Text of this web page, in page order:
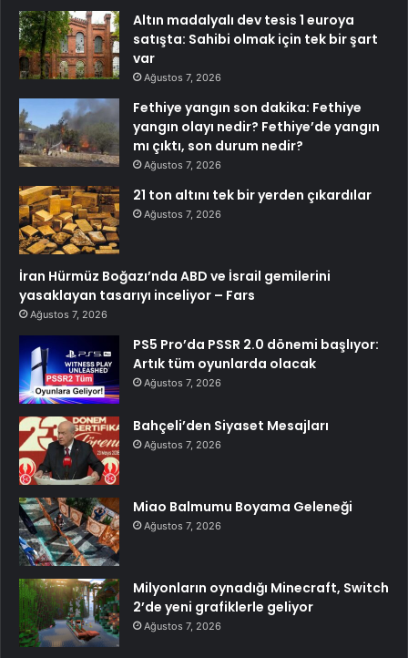
Altın madalyalı dev tesis 1 euroya
satışta: Sahibi olmak için tek bir şart
var
Ağustos 7, 2026
Fethiye yangın son dakika: Fethiye
yangın olayı nedir? Fethiye’de yangın
mı çıktı, son durum nedir?
Ağustos 7, 2026
21 ton altını tek bir yerden çıkardılar
Ağustos 7, 2026
İran Hürmüz Boğazı’nda ABD ve İsrail gemilerini
yasaklayan tasarıyı inceliyor – Fars
Ağustos 7, 2026
PS5 Pro’da PSSR 2.0 dönemi başlıyor:
Artık tüm oyunlarda olacak
Ağustos 7, 2026
Bahçeli’den Siyaset Mesajları
Ağustos 7, 2026
Miao Balmumu Boyama Geleneği
Ağustos 7, 2026
Milyonların oynadığı Minecraft, Switch
2’de yeni grafiklerle geliyor
Ağustos 7, 2026